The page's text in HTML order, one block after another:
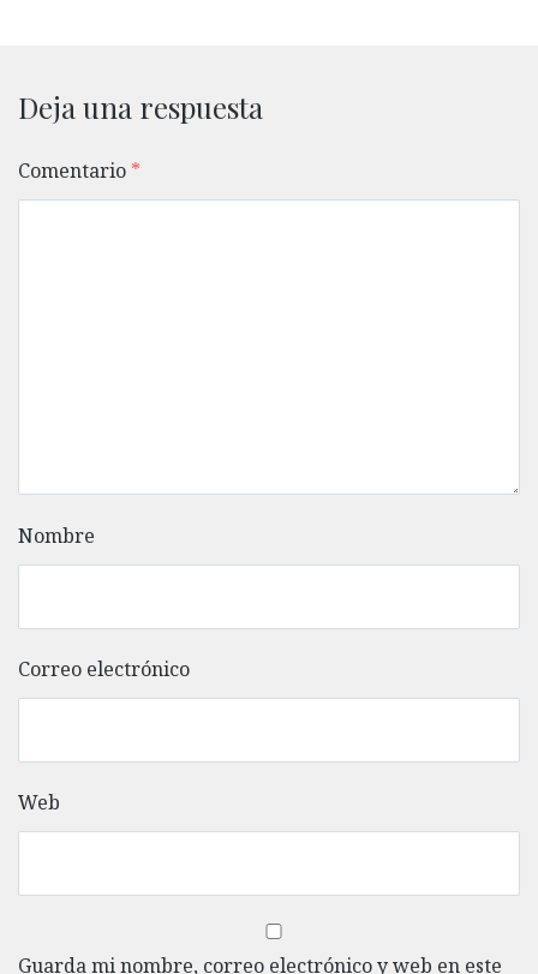
Deja una respuesta
Comentario *
Nombre
Correo electrónico
Web
Guarda mi nombre, correo electrónico y web en este